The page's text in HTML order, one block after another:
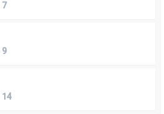
7
9
14